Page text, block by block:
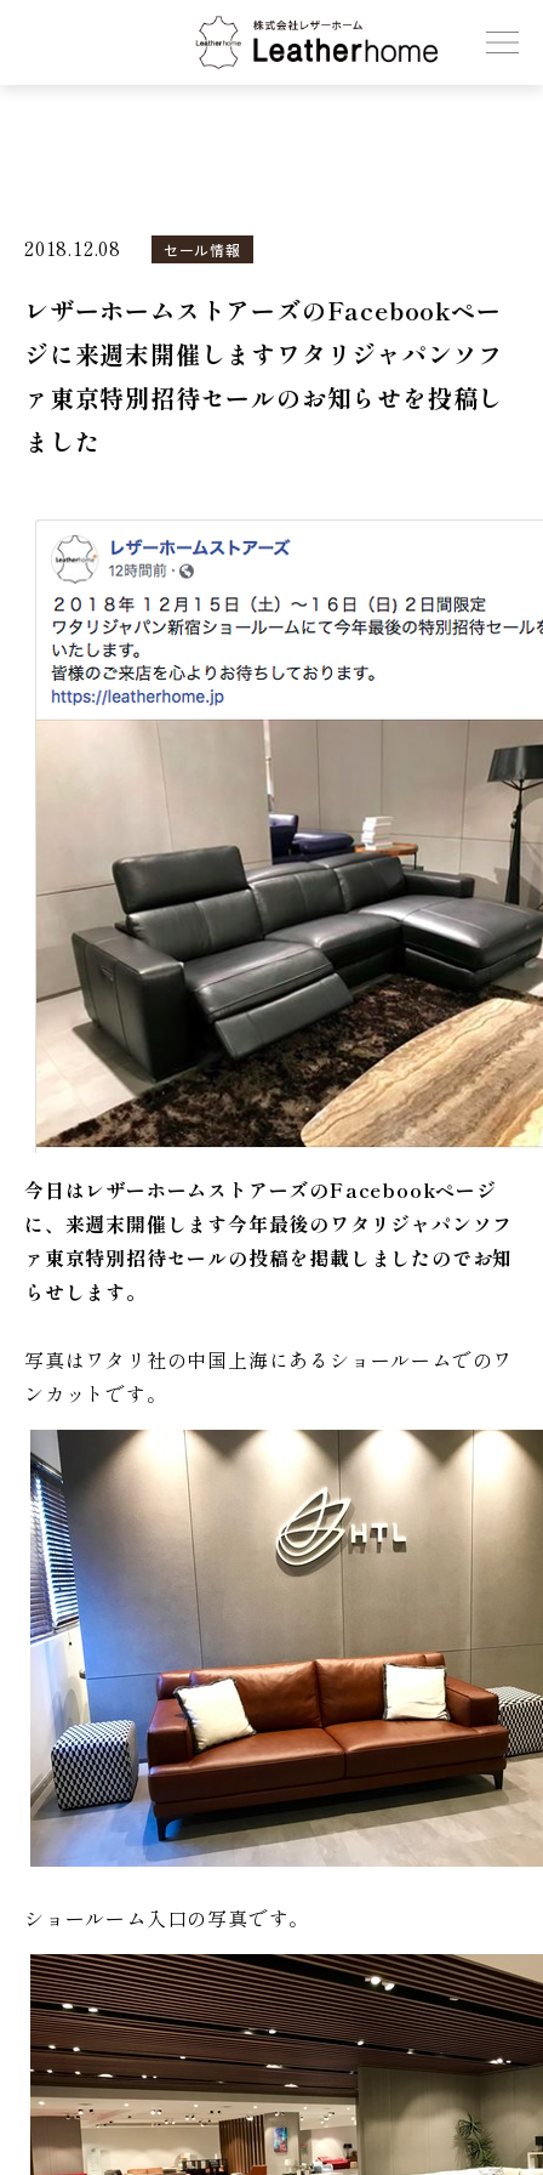
株式会社レザーホーム
2018.12.08 セール情報
レザーホームストアーズのFacebookペー
ジに来週末開催しますワタリジャパンソフ
ァ東京特別招待セールのお知らせを投稿し
ました
今日はレザーホームストアーズのFacebookページ
に、来週末開催します今年最後のワタリジャパンソフ
ァ東京特別招待セールの投稿を掲載しましたのでお知
らせします。
写真はワタリ社の中国上海にあるショールームでのワ
ンカットです。
ショールーム入口の写真です。